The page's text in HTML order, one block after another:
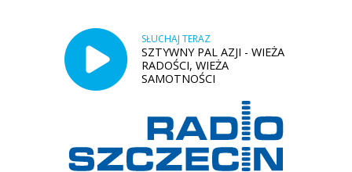
SŁUCHAJ TERAZ
SZTYWNY PAL AZJI - WIEŻA
RADOŚCI, WIEŻA
SAMOTNOŚCI